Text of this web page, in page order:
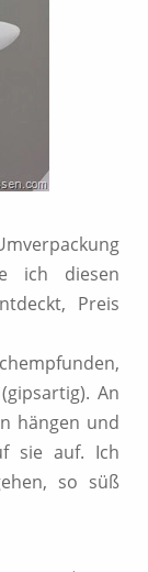
ich diesen
Preis
An
hängen und
sie auf. Ich
so süß